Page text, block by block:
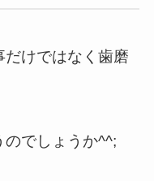
けではなく歯磨
でしょうか^^;